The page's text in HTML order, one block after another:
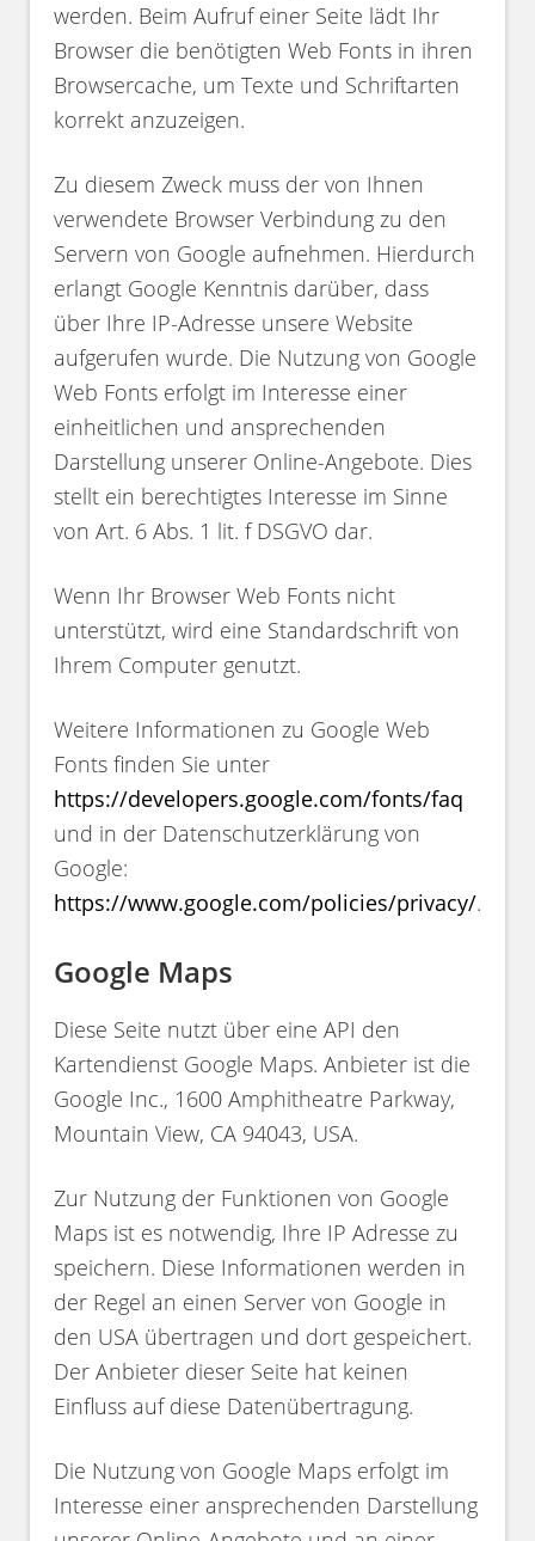
werden. Beim Aufruf einer Seite lädt Ihr
Browser die benötigten Web Fonts in ihren
Browsercache, um Texte und Schriftarten
korrekt anzuzeigen.
Zu diesem Zweck muss der von Ihnen
verwendete Browser Verbindung zu den
Servern von Google aufnehmen. Hierdurch
erlangt Google Kenntnis darüber, dass
über Ihre IP-Adresse unsere Website
aufgerufen wurde. Die Nutzung von Google
Web Fonts erfolgt im Interesse einer
einheitlichen und ansprechenden
Darstellung unserer Online-Angebote. Dies
stellt ein berechtigtes Interesse im Sinne
von Art. 6 Abs. 1 lit. f DSGVO dar.
Wenn Ihr Browser Web Fonts nicht
unterstützt, wird eine Standardschrift von
Ihrem Computer genutzt.
Weitere Informationen zu Google Web
Fonts finden Sie unter
https://developers.google.com/fonts/faq
und in der Datenschutzerklärung von
Google:
https://www.google.com/policies/privacy/.
Google Maps
Diese Seite nutzt über eine API den
Kartendienst Google Maps. Anbieter ist die
Google Inc., 1600 Amphitheatre Parkway,
Mountain View, CA 94043, USA.
Zur Nutzung der Funktionen von Google
Maps ist es notwendig, Ihre IP Adresse zu
speichern. Diese Informationen werden in
der Regel an einen Server von Google in
den USA übertragen und dort gespeichert.
Der Anbieter dieser Seite hat keinen
Einfluss auf diese Datenübertragung.
Die Nutzung von Google Maps erfolgt im
Interesse einer ansprechenden Darstellung